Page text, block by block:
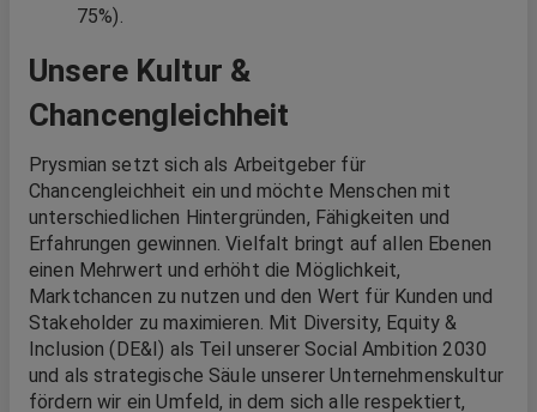
75%).
Unsere Kultur &
Chancengleichheit
Prysmian setzt sich als Arbeitgeber für
Chancengleichheit ein und möchte Menschen mit
unterschiedlichen Hintergründen, Fähigkeiten und
Erfahrungen gewinnen. Vielfalt bringt auf allen Ebenen
einen Mehrwert und erhöht die Möglichkeit,
Marktchancen zu nutzen und den Wert für Kunden und
Stakeholder zu maximieren. Mit Diversity, Equity &
Inclusion (DE&I) als Teil unserer Social Ambition 2030
und als strategische Säule unserer Unternehmenskultur
fördern wir ein Umfeld, in dem sich alle respektiert,